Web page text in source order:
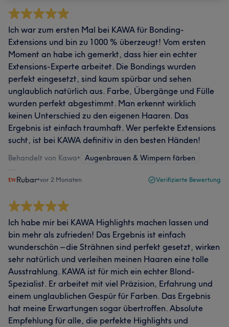
Ich war zum ersten Mal bei KAWA für Bonding-
Extensions und bin zu 1000 % überzeugt! Vom ersten
Moment an habe ich gemerkt, dass hier ein echter
Extensions-Experte arbeitet. Die Bondings wurden
perfekt eingesetzt, sind kaum spürbar und sehen
unglaublich natürlich aus. Farbe, Übergänge und Fülle
wurden perfekt abgestimmt. Man erkennt wirklich
keinen Unterschied zu den eigenen Haaren. Das
Ergebnis ist einfach traumhaft. Wer perfekte Extensions
sucht, ist bei KAWA definitiv in den besten Händen!
Behandelt von Kawa• Augenbrauen & Wimpern färben
Rubar•vor 2 Monaten Verifizierte Bewertung
Ich habe mir bei KAWA Highlights machen lassen und
bin mehr als zufrieden! Das Ergebnis ist einfach
wunderschön – die Strähnen sind perfekt gesetzt, wirken
sehr natürlich und verleihen meinen Haaren eine tolle
Ausstrahlung. KAWA ist für mich ein echter Blond-
Spezialist. Er arbeitet mit viel Präzision, Erfahrung und
einem unglaublichen Gespür für Farben. Das Ergebnis
hat meine Erwartungen sogar übertroffen. Absolute
Empfehlung für alle, die perfekte Highlights und